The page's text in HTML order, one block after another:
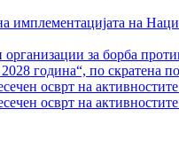
имплементацијата на
за борба
година“, по скратена
осврт на
осврт на